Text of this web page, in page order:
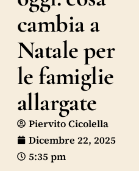
cambia a
Natale per
le famiglie
allargate
Piervito Cicolella
Dicembre 22, 2025
5:35 pm